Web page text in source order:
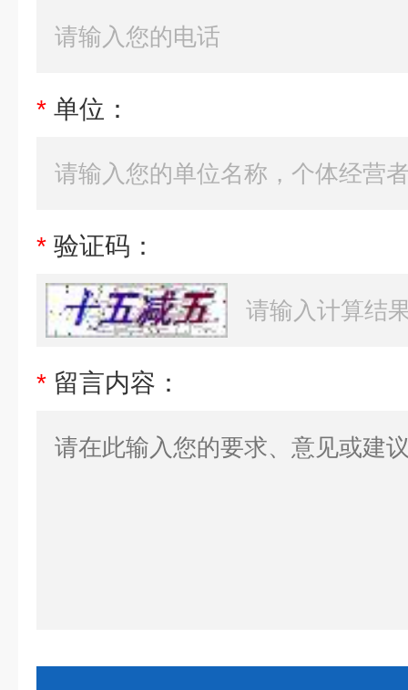
* 单位：
* 验证码：
* 留言内容：